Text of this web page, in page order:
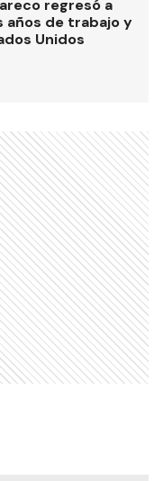
regresó a
años de trabajo y
Unidos